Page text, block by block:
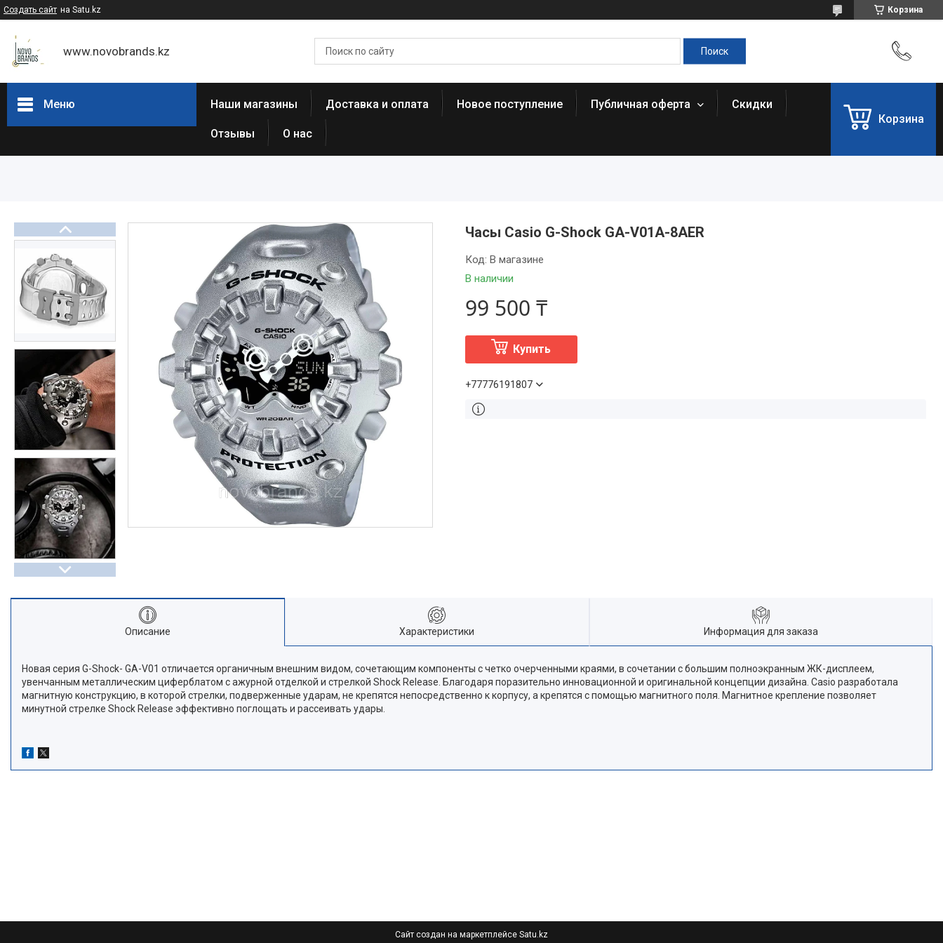
Создать сайт на Satu.kz Корзина
www.novobrands.kz
Меню
Часы Casio Pro Trek
Atlantic (Швейцария,est 1888)
Casio-Женские часы
Часы Casio Retro
Часы ORIENT
Часы Восток (Чистопольский
завод)
Часы Seiko
Casio спортивные часы
Будильники / настольные часы
Парные модели | СКИДКИ
Новости
Статьи
Наши магазины Доставка и оплата Новое поступление Публичная оферта Скидки
Отзывы О нас
Корзина
Часы Casio G-Shock GA-V01A-8AER
В наличии
Код: В магазине
99 500 ₸
Купить
+77776191807
Описание Характеристики Информация для заказа
Новая серия G-Shock- GA-V01 отличается органичным внешним видом, сочетающим компоненты с четко очерченными краями, в сочетании с большим полноэкранным ЖК-дисплеем,
увенчанным металлическим циферблатом с ажурной отделкой и стрелкой Shock Release. Благодаря поразительно инновационной и оригинальной концепции дизайна. Casio разработала
магнитную конструкцию, в которой стрелки, подверженные ударам, не крепятся непосредственно к корпусу, а крепятся с помощью магнитного поля. Магнитное крепление позволяет
минутной стрелке Shock Release эффективно поглощать и рассеивать удары.
Сайт создан на маркетплейсе Satu.kz